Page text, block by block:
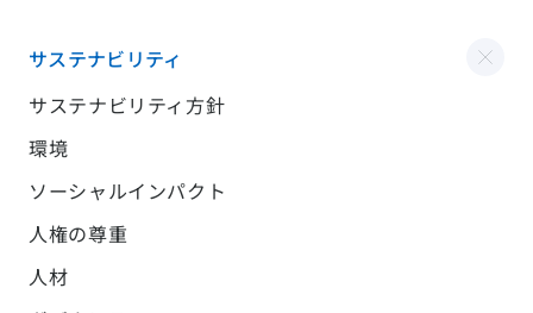
サステナビリティ
サステナビリティ方針
環境
ソーシャルインパクト
人権の尊重
人材